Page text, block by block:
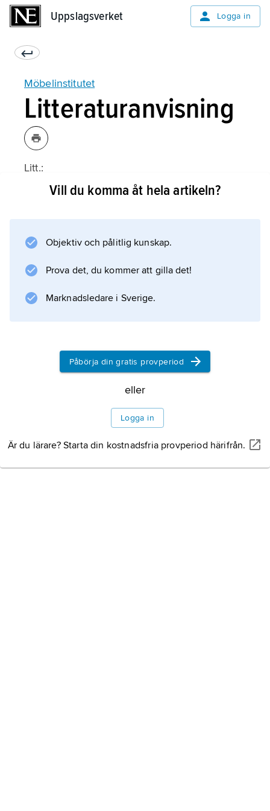
Uppslagsverket Logga in
Möbelinstitutet
Litteraturanvisning
Litt.:
Vill du komma åt hela artikeln?
Objektiv och pålitlig kunskap.
Prova det, du kommer att gilla det!
Marknadsledare i Sverige.
Påbörja din gratis provperiod
eller
Logga in
Är du lärare? Starta din kostnadsfria provperiod härifrån.